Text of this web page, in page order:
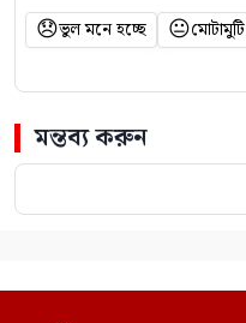
😞ভুল মনে হচ্ছে 😐মোটামুটি
মন্তব্য করুন